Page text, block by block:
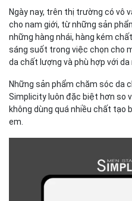
Ngày nay, trên thị trường có vô
cho nam giới, từ những sản
những hàng nhái, hàng kém
sáng suốt trong việc chọn cho
da chất lượng và phù hợp với da
Những sản phẩm chăm sóc da
Simplicity luôn đặc biệt hơn so
không dùng quá nhiều chất tạo
em.